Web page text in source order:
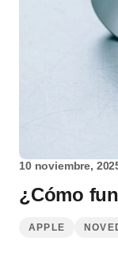
10 noviembre,
¿Cómo
APPLE